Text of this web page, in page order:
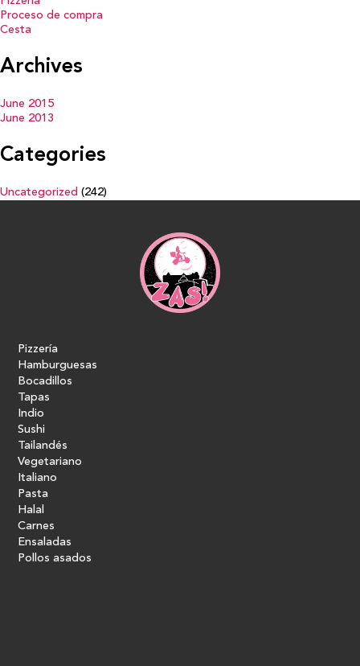
Proceso de compra
Cesta
Archives
June 2015
June 2013
Categories
Uncategorized (242)
Pizzería
Hamburguesas
Bocadillos
Tapas
Indio
Sushi
Tailandés
Vegetariano
Italiano
Pasta
Halal
Carnes
Ensaladas
Pollos asados